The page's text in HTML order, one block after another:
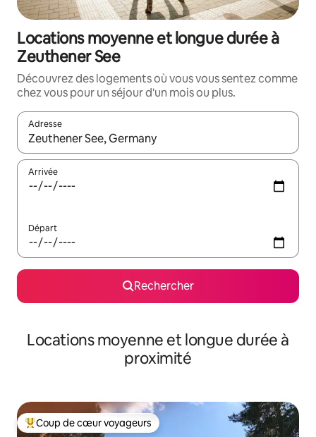
Locations moyenne et longue durée à
Zeuthener See
Découvrez des logements où vous vous sentez comme
chez vous pour un séjour d'un mois ou plus.
Adresse
Lorsque les résultats s'affichent, utilisez les flèches vers le
Arrivée
Départ
Rechercher
Locations moyenne et longue durée à
proximité
Coups de cœur voyageurs les plus appréciés
Coup de cœur voyageurs